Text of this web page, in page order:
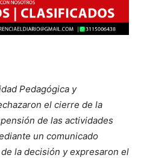
Pedagógica y
el cierre de la
de las actividades
un comunicado
la decisión y expresaron el